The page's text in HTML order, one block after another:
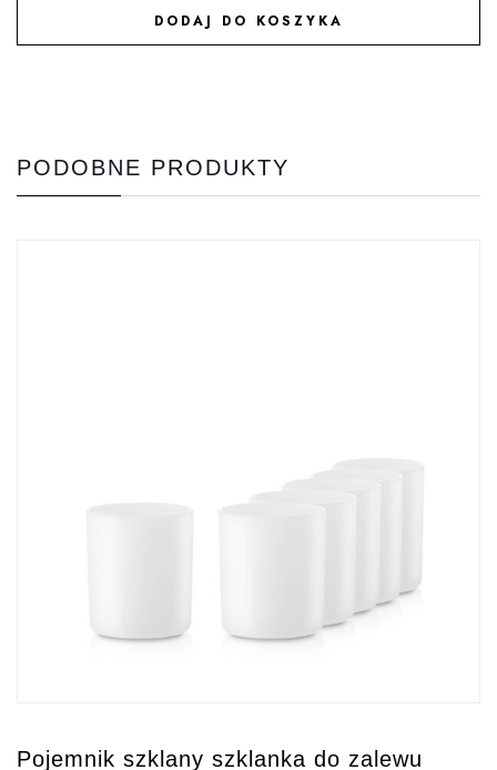
DODAJ DO KOSZYKA
DODAJ DO ULUBIONYCH
PODOBNE PRODUKTY
Pojemnik szklany szklanka do zalewu